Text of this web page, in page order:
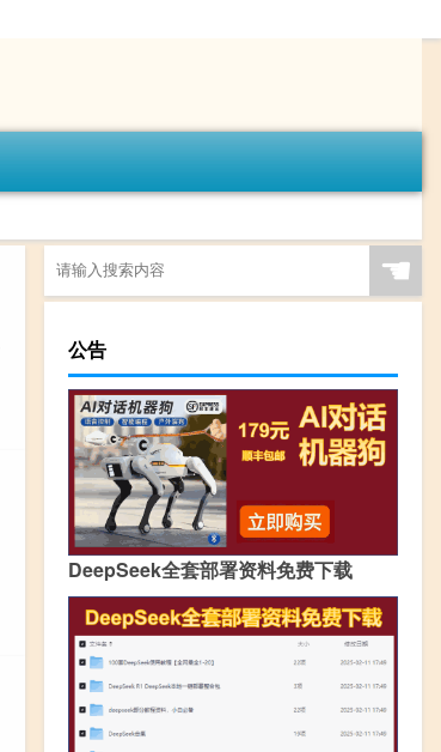
☚
公告
DeepSeek全套部署资料免费下载